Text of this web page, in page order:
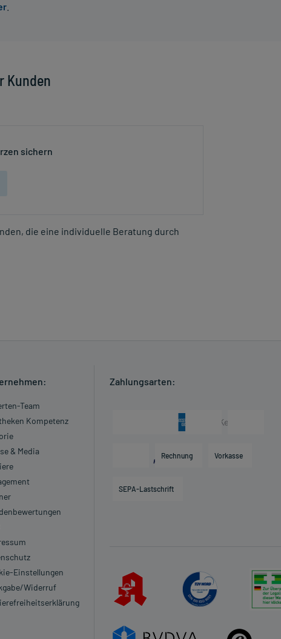
Kunden
sichern
die eine individuelle Beratung durch
Team
Kompetenz
& Media
Einstellungen
Widerruf
Zahlungsarten:
Rechnung Vorkasse
SEPA-Lastschrift